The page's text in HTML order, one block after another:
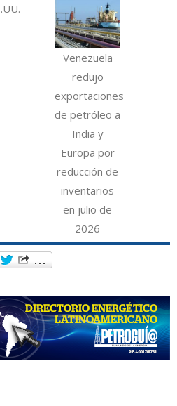
Venezuela
redujo
exportaciones
de petróleo a
India y
Europa por
reducción de
inventarios
en julio de
2026